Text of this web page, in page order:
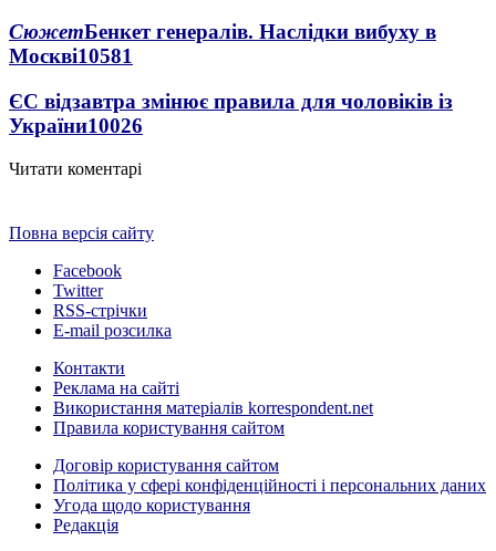
СюжетБенкет генералів. Наслідки вибуху в
Москві10581
ЄС відзавтра змінює правила для чоловіків із
України10026
Читати коментарі
Повна версія сайту
Facebook
Twitter
RSS-стрічки
E-mail розсилка
Контакти
Реклама на сайті
Використання матеріалів korrespondent.net
Правила користування сайтом
Договір користування сайтом
Політика у сфері конфіденційності і персональних даних
Угода щодо користування
Редакція